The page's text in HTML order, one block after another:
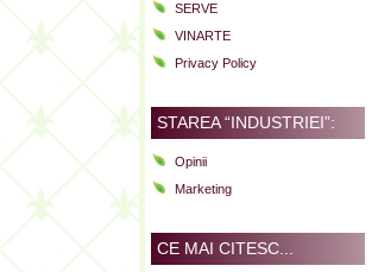
SERVE
VINARTE
Privacy Policy
STAREA “INDUSTRIEI”:
Opinii
Marketing
CE MAI CITESC...